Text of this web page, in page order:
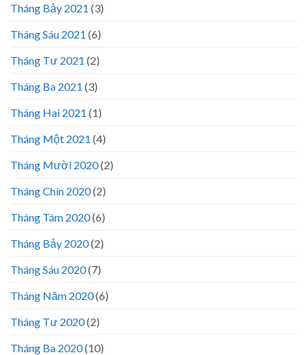
Tháng Bảy 2021 (3)
Tháng Sáu 2021 (6)
Tháng Tư 2021 (2)
Tháng Ba 2021 (3)
Tháng Hai 2021 (1)
Tháng Một 2021 (4)
Tháng Mười 2020(2)
Tháng Chín 2020(2)
Tháng Tám 2020(6)
Tháng Bảy 2020(2)
Tháng Sáu 2020(7)
Tháng Năm 2020(6)
Tháng Tư 2020(2)
Tháng Ba 2020(10)